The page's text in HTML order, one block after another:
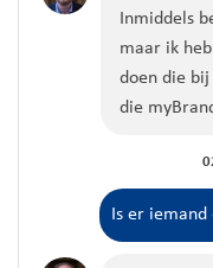
Inmiddels
maar ik
doen die bij
die
Is er